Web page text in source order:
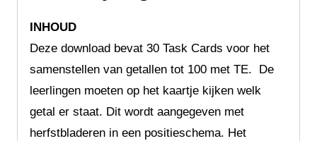
INHOUD
Deze download bevat 30 Task Cards voor het
samenstellen van getallen tot 100 met TE. De
leerlingen moeten op het kaartje kijken welk
getal er staat. Dit wordt aangegeven met
herfstbladeren in een positieschema. Het